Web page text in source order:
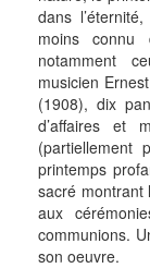
dans
moins connu
notamment
musicien
(1908), dix
d’affaires et
(partiellement
printemps
sacré montrant
aux
communions.
son oeuvre.